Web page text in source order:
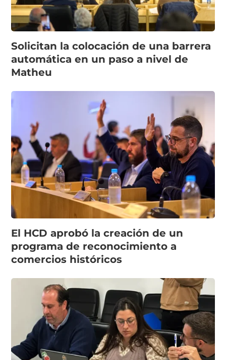
Solicitan la colocación de una barrera
automática en un paso a nivel de
Matheu
El HCD aprobó la creación de un
programa de reconocimiento a
comercios históricos